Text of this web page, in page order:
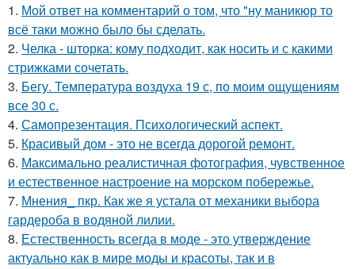
1. Мой ответ на комментарий о том, что "ну маникюр то
всё таки можно было бы сделать.
2. Челка - шторка: кому подходит, как носить и с какими
стрижками сочетать.
3. Бегу. Температура воздуха 19 с, по моим ощущениям
все 30 с.
4. Самопрезентация. Психологический аспект.
5. Красивый дом - это не всегда дорогой ремонт.
6. Максимально реалистичная фотография, чувственное
и естественное настроение на морском побережье.
7. Мнения_ пкр. Как же я устала от механики выбора
гардероба в водяной лилии.
8. Естественность всегда в моде - это утверждение
актуально как в мире моды и красоты, так и в